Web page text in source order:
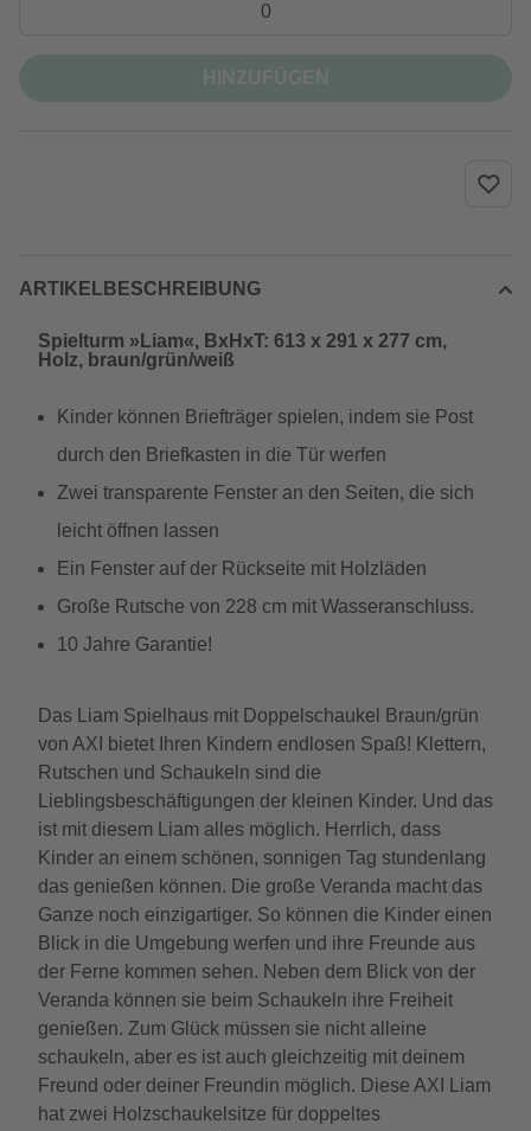
ARTIKELBESCHREIBUNG
Spielturm »Liam«, BxHxT: 613 x 291 x 277 cm,
Holz, braun/grün/weiß
Kinder können Briefträger spielen, indem sie Post
durch den Briefkasten in die Tür werfen
Zwei transparente Fenster an den Seiten, die sich
leicht öffnen lassen
Ein Fenster auf der Rückseite mit Holzläden
Große Rutsche von 228 cm mit Wasseranschluss.
10 Jahre Garantie!
Das Liam Spielhaus mit Doppelschaukel Braun/grün
von AXI bietet Ihren Kindern endlosen Spaß! Klettern,
Rutschen und Schaukeln sind die
Lieblingsbeschäftigungen der kleinen Kinder. Und das
ist mit diesem Liam alles möglich. Herrlich, dass
Kinder an einem schönen, sonnigen Tag stundenlang
das genießen können. Die große Veranda macht das
Ganze noch einzigartiger. So können die Kinder einen
Blick in die Umgebung werfen und ihre Freunde aus
der Ferne kommen sehen. Neben dem Blick von der
Veranda können sie beim Schaukeln ihre Freiheit
genießen. Zum Glück müssen sie nicht alleine
schaukeln, aber es ist auch gleichzeitig mit deinem
Freund oder deiner Freundin möglich. Diese AXI Liam
hat zwei Holzschaukelsitze für doppeltes